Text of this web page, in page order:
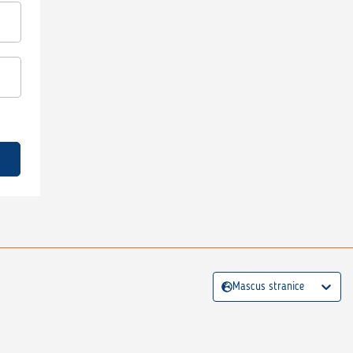
Mascus stranice